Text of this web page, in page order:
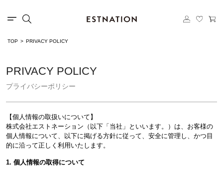
TOP PRIVACY POLICY
PRIVACY POLICY
プライバシーポリシー
【個人情報の取扱いについて】
株式会社エストネーション（以下「当社」といいます。）は、お客様の
個人情報について、以下に掲げる方針に従って、安全に管理し、かつ目
的に沿って正しく利用いたします。
1. 個人情報の取得について